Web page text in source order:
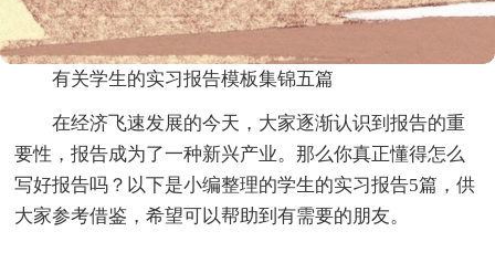
有关学生的实习报告模板集锦五篇
在经济飞速发展的今天，大家逐渐认识到报告的重
要性，报告成为了一种新兴产业。那么你真正懂得怎么
写好报告吗？以下是小编整理的学生的实习报告5篇，供
大家参考借鉴，希望可以帮助到有需要的朋友。